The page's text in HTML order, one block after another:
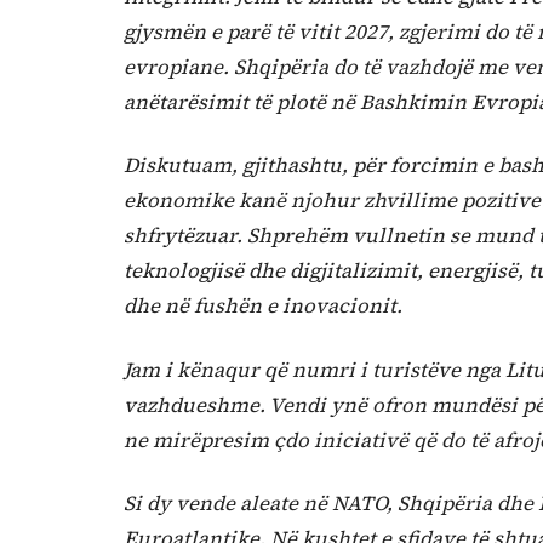
gjysmën e parë të vitit 2027, zgjerimi do
evropiane. Shqipëria do të vazhdojë me
anëtarësimit të plotë në Bashkimin
Diskutuam, gjithashtu, për forcimin e
ekonomike kanë njohur zhvillime
shfrytëzuar. Shprehëm vullnetin se
teknologjisë dhe digjitalizimit, energjisë,
dhe në fushën e inovacionit.
Jam i kënaqur që numri i turistëve nga
vazhdueshme. Vendi ynë ofron mundësi
ne mirëpresim çdo iniciativë që do të
Si dy vende aleate në NATO, Shqipëria